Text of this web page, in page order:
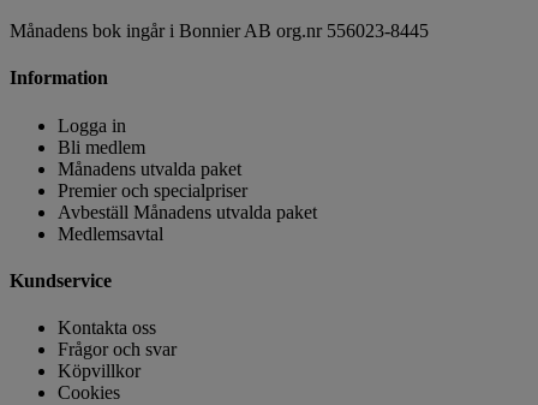
Månadens bok ingår i Bonnier AB org.nr 556023-8445
Information
Logga in
Bli medlem
Månadens utvalda paket
Premier och specialpriser
Avbeställ Månadens utvalda paket
Medlemsavtal
Kundservice
Kontakta oss
Frågor och svar
Köpvillkor
Cookies